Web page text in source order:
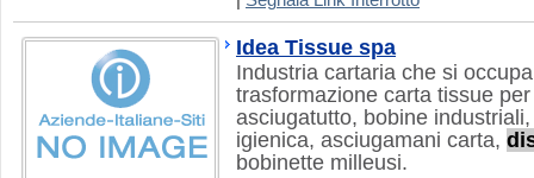
Idea Tissue spa
Industria cartaria che si
trasformazione carta tissue
asciugatutto, bobine
igienica, asciugamani carta,
bobinette milleusi.